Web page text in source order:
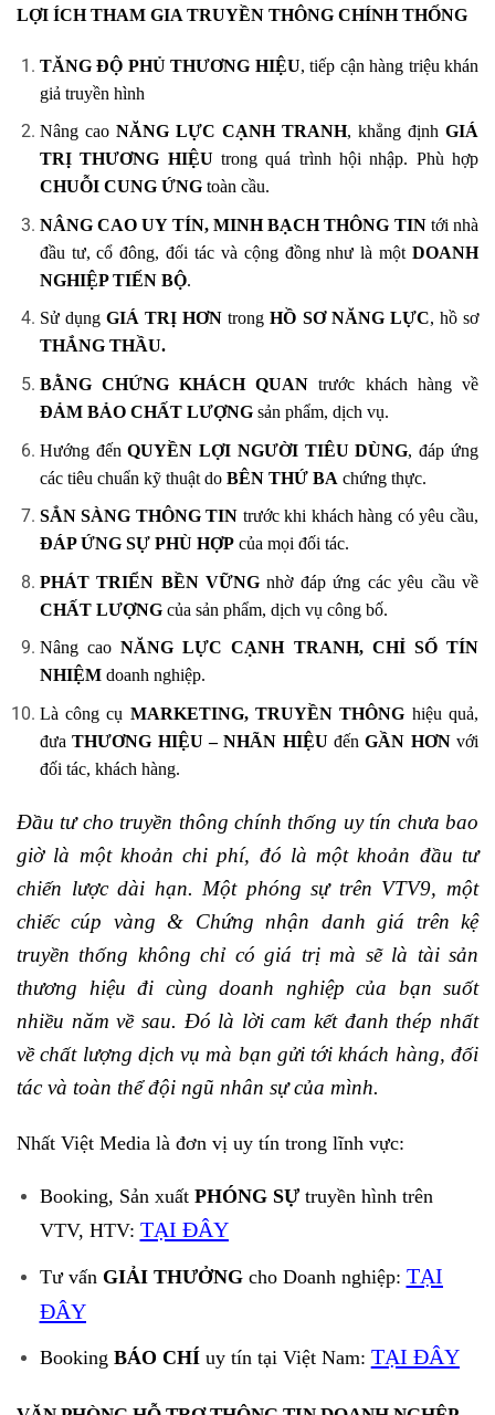
LỢI ÍCH THAM GIA TRUYỀN THÔNG CHÍNH THỐNG
TĂNG ĐỘ PHỦ THƯƠNG HIỆU, tiếp cận hàng triệu khán
giả truyền hình
Nâng cao NĂNG LỰC CẠNH TRANH, khẳng địnhGIÁ
TRỊ THƯƠNG HIỆU trong quá trình hội nhập. Phù hợp
CHUỖI CUNG ỨNGtoàn cầu.
NÂNG CAO UY TÍN, MINH BẠCH THÔNG TINtới nhà
đầu tư, cổ đông, đối tác và cộng đồng như là một DOANH
NGHIỆP TIẾN BỘ.
Sử dụngGIÁ TRỊ HƠN trongHỒ SƠ NĂNG LỰC, hồ sơ
THẮNG THẦU.
BẰNG CHỨNG KHÁCH QUAN trước khách hàng về
ĐẢM BẢO CHẤT LƯỢNGsản phẩm, dịch vụ.
Hướng đếnQUYỀN LỢI NGƯỜI TIÊU DÙNG, đáp ứng
các tiêu chuẩn kỹ thuật do BÊN THỨ BA chứng thực.
SẲN SÀNG THÔNG TIN trước khi khách hàng có yêu cầu,
ĐÁP ỨNG SỰ PHÙ HỢPcủa mọi đối tác.
PHÁT TRIỂN BỀN VỮNG nhờ đáp ứng các yêu cầu về
CHẤT LƯỢNGcủa sản phẩm, dịch vụ công bố.
Nâng caoNĂNG LỰC CẠNH TRANH, CHỈ SỐ TÍN
NHIỆMdoanh nghiệp.
Là công cụ MARKETING, TRUYỀN THÔNG hiệu quả,
đưaTHƯƠNG HIỆU – NHÃN HIỆU đến GẦN HƠNvới
đối tác, khách hàng.
Đầu tư cho truyền thông chính thống uy tín chưa bao
giờ là một khoản chi phí, đó là một khoản đầu tư
chiến lược dài hạn. Một phóng sự trên VTV9, một
chiếc cúp vàng & Chứng nhận danh giá trên kệ
truyền thống không chỉ có giá trị mà sẽ là tài sản
thương hiệu đi cùng doanh nghiệp của bạn suốt
nhiều năm về sau. Đó là lời cam kết đanh thép nhất
về chất lượng dịch vụ mà bạn gửi tới khách hàng, đối
tác và toàn thể đội ngũ nhân sự của mình.
Nhất Việt Media là đơn vị uy tín trong lĩnh vực:
Booking, Sản xuất PHÓNG SỰtruyền hình trên
VTV, HTV: TẠI ĐÂY
Tư vấn GIẢI THƯỞNGcho Doanh nghiệp: TẠI
ĐÂY
Booking BÁO CHÍuy tín tại Việt Nam: TẠI ĐÂY